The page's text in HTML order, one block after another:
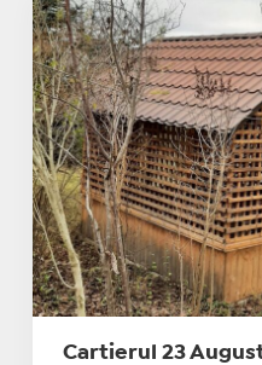
Cartierul 23